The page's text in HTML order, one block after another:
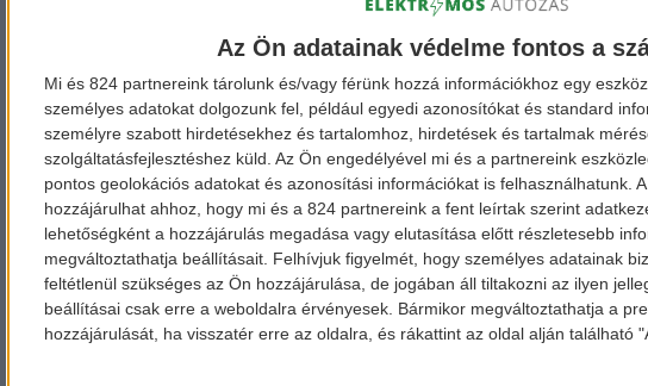
Az Ön adatainak védelme fontos a
Mi és 824 partnereink tárolunk és/vagy férünk hozzá információkhoz egy
személyes adatokat dolgozunk fel, például egyedi azonosítókat és standard
személyre szabott hirdetésekhez és tartalomhoz, hirdetések és tartalmak
szolgáltatásfejlesztéshez küld. Az Ön engedélyével mi és a partnereink
pontos geolokációs adatokat és azonosítási információkat is felhasználhatunk.
hozzájárulhat ahhoz, hogy mi és a 824 partnereink a fent leírtak szerint
lehetőségként a hozzájárulás megadása vagy elutasítása előtt részletesebb
megváltoztathatja beállításait. Felhívjuk figyelmét, hogy személyes adatainak
feltétlenül szükséges az Ön hozzájárulása, de jogában áll tiltakozni az ilyen
beállításai csak erre a weboldalra érvényesek. Bármikor megváltoztathatja a
hozzájárulását, ha visszatér erre az oldalra, és rákattint az oldal alján található